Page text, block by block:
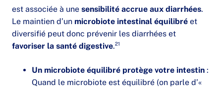
est associée à une sensibilité accrue aux diarrhées.
Le maintien d’un microbiote intestinal équilibré et
diversifié peut donc prévenir les diarrhées et
favoriser la santé digestive.²¹
Un microbiote équilibré protège votre intestin :
Quand le microbiote est équilibré (on parle d’«